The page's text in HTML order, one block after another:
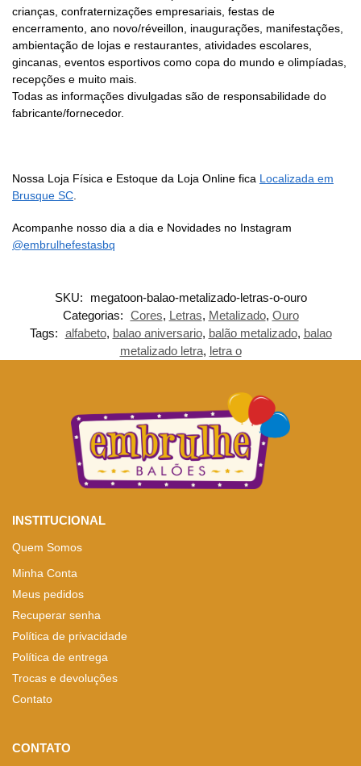
crianças, confraternizações empresariais, festas de
encerramento, ano novo/réveillon, inaugurações, manifestações,
ambientação de lojas e restaurantes, atividades escolares,
gincanas, eventos esportivos como copa do mundo e olimpíadas,
recepções e muito mais.
Todas as informações divulgadas são de responsabilidade do
fabricante/fornecedor.
Nossa Loja Física e Estoque da Loja Online fica Localizada em
Brusque SC
Acompanhe nosso dia a dia e Novidades no Instagram
@embrulhefestasbq
SKU:
megatoon-balao-metalizado-letras-o-ouro
Categorias: Cores, Letras, Metalizado, Ouro
Tags: alfabeto, balao aniversario, balão metalizado, balao
metalizado letra, letra o
INSTITUCIONAL
Quem Somos
Minha Conta
Meus pedidos
Recuperar senha
Política de privacidade
Política de entrega
Trocas e devoluções
Contato
CONTATO